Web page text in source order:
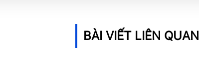
BÀI VIẾT LIÊN QUAN